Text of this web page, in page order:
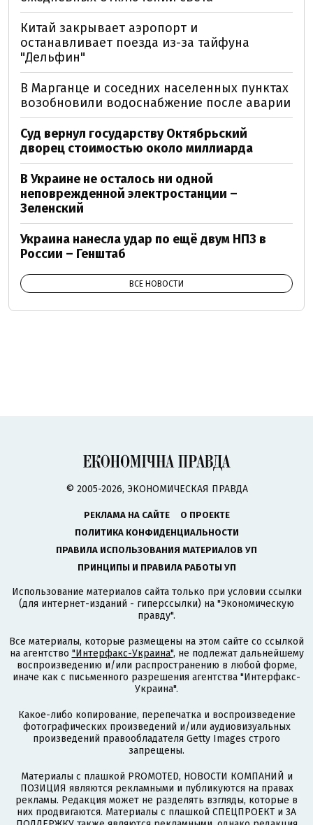
Китай закрывает аэропорт и
останавливает поезда из-за тайфуна
"Дельфин"
В Марганце и соседних населенных пунктах
возобновили водоснабжение после аварии
Суд вернул государству Октябрьский
дворец стоимостью около миллиарда
В Украине не осталось ни одной
неповрежденной электростанции –
Зеленский
Украина нанесла удар по ещё двум НПЗ в
России – Генштаб
ВСЕ НОВОСТИ
© 2005-2026, ЭКОНОМИЧЕСКАЯ ПРАВДА
РЕКЛАМА НА САЙТЕ
О ПРОЕКТЕ
ПОЛИТИКА КОНФИДЕНЦИАЛЬНОСТИ
ПРАВИЛА ИСПОЛЬЗОВАНИЯ МАТЕРИАЛОВ УП
ПРИНЦИПЫ И ПРАВИЛА РАБОТЫ УП
Использование материалов сайта только при условии ссылки
(для интернет-изданий - гиперссылки) на "Экономическую
правду".
Все материалы, которые размещены на этом сайте со ссылкой
на агентство "Интерфакс-Украина", не подлежат дальнейшему
воспроизведению и/или распространению в любой форме,
иначе как с письменного разрешения агентства "Интерфакс-
Украина".
Какое-либо копирование, перепечатка и воспроизведение
фотографических произведений и/или аудиовизуальных
произведений правообладателя Getty Images строго
запрещены.
Материалы с плашкой PROMOTED, НОВОСТИ КОМПАНИЙ и
ПОЗИЦИЯ являются рекламными и публикуются на правах
рекламы. Редакция может не разделять взгляды, которые в
них продвигаются. Материалы с плашкой СПЕЦПРОЕКТ и ЗА